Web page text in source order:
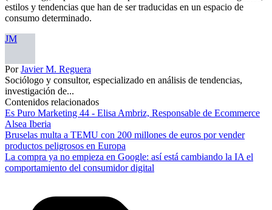
estilos y tendencias que han de ser traducidas en un espacio de
consumo determinado.
JM
PorJavier M. Reguera
Sociólogo y consultor, especializado en análisis de tendencias,
investigación de...
Contenidos relacionados
Es Puro Marketing 44 - Elisa Ambriz, Responsable de Ecommerce
Alsea Iberia
Bruselas multa a TEMU con 200 millones de euros por vender
productos peligrosos en Europa
La compra ya no empieza en Google: así está cambiando la IA el
comportamiento del consumidor digital